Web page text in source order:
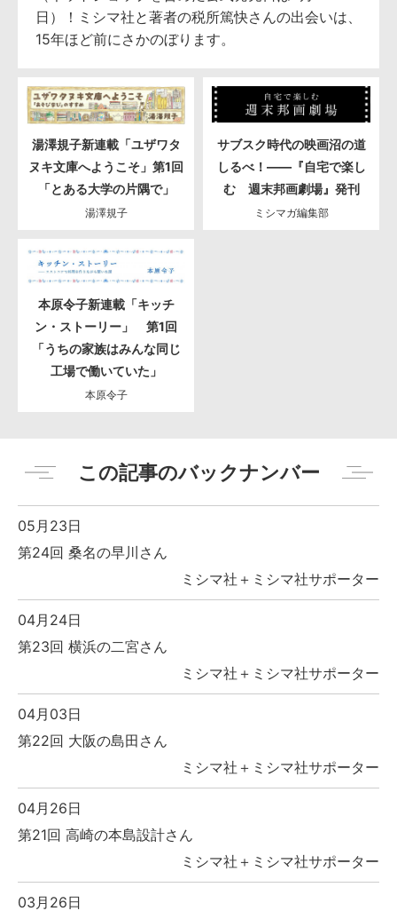
日）！ミシマ社と著者の税所篤快さんの出会いは、
15年ほど前にさかのぼります。
湯澤規子新連載「ユザワタ
ヌキ文庫へようこそ」第1回
「とある大学の片隅で」
湯澤規子
サブスク時代の映画沼の道
しるべ！――『自宅で楽し
む 週末邦画劇場』発刊
ミシマガ編集部
本原令子新連載「キッチ
ン・ストーリー」 第1回
「うちの家族はみんな同じ
工場で働いていた」
本原令子
この記事のバックナンバー
05月23日
第24回 桑名の早川さん
ミシマ社＋ミシマ社サポーター
04月24日
第23回 横浜の二宮さん
ミシマ社＋ミシマ社サポーター
04月03日
第22回 大阪の島田さん
ミシマ社＋ミシマ社サポーター
04月26日
第21回 高崎の本島設計さん
ミシマ社＋ミシマ社サポーター
03月26日